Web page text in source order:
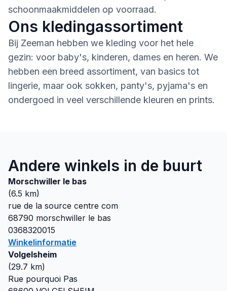
schoonmaakmiddelen op voorraad.
Ons kledingassortiment
Bij Zeeman hebben we kleding voor het hele
gezin: voor baby's, kinderen, dames en heren. We
hebben een breed assortiment, van basics tot
lingerie, maar ook sokken, panty's, pyjama's en
ondergoed in veel verschillende kleuren en prints.
Andere winkels in de buurt
Morschwiller le bas
(6.5 km)
rue de la source centre com
68790 morschwiller le bas
0368320015
Winkelinformatie
Volgelsheim
(29.7 km)
Rue pourquoi Pas